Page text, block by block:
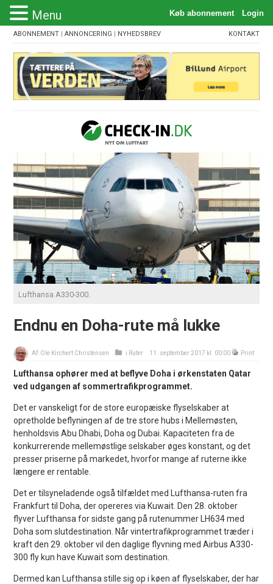
ABONNEMENT |ANNONCERING | NYHEDSBREV KONTAKT
Lufthansa A330-300.
Endnu en Doha-rute må lukke
Af: Ole Kirchert Christensen i Ruter 11. september 2017 kl. 00:00 Print
Lufthansa ophører med at beflyve Doha i ørkenstaten Qatar
ved udgangen af sommertrafikprogrammet.
Det er vanskeligt for de store europæiske flyselskaber at
opretholde beflyningen af de tre store hubs i Mellemøsten,
henholdsvis Abu Dhabi, Doha og Dubai. Kapaciteten fra de
konkurrerende mellemøstlige selskaber øges konstant, og det
presser priserne på markedet, hvorfor mange af ruterne ikke
længere er rentable.
Det er tilsyneladende også tilfældet med Lufthansa-ruten fra
Frankfurt til Doha, der opereres via Kuwait. Den 28. oktober
flyver Lufthansa for sidste gang på rutenummer LH634 med
Doha som slutdestination. Når vintertrafikprogrammet træder i
kraft den 29. oktober vil den daglige flyvning med Airbus A330-
300 fly kun have Kuwait som destination.
Dermed kan Lufthansa stille sig op i køen af flyselskaber, der har
Menu